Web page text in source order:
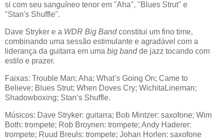
si com seu sanguíneo tenor em "Aha", "Blues Strut" e
"Stan's Shuffle".
Dave Stryker e a WDR Big Bandconstitui um fino time,
combinando uma sessão estimulante e agradável com a
liderança da guitarra em uma big bandde jazz tocando com
estilo e prazer.
Faixas: Trouble Man; Aha; What’s Going On; Came to
Believe; Blues Strut; When Doves Cry; WichitaLineman;
Shadowboxing; Stan’s Shuffle.
Músicos: Dave Stryker: guitarra; Bob Mintzer: saxofone; Wim
Both: trompete; Rob Broynen: trompete; Andy Haderer:
trompete; Ruud Breuls: trompete; Johan Horlen: saxofone